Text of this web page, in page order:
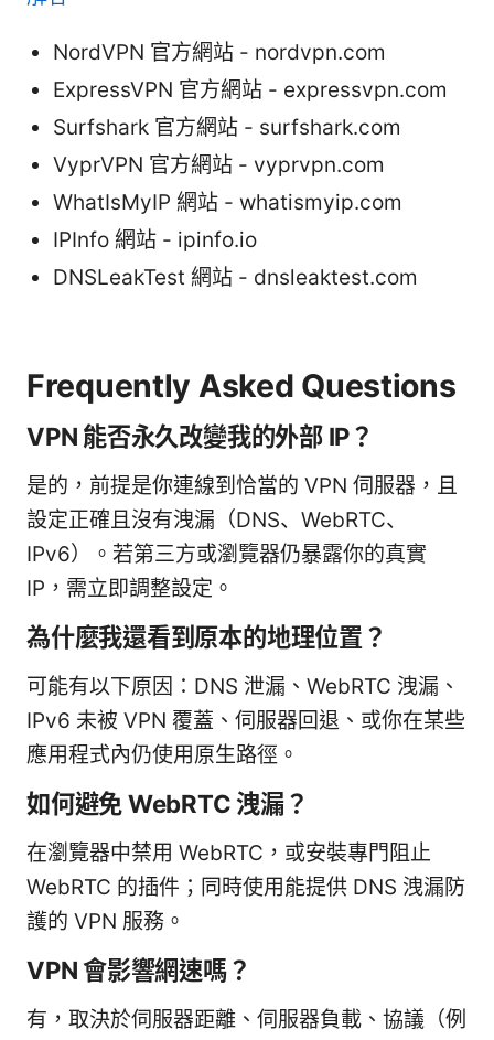
NordVPN 官方網站 - nordvpn.com
ExpressVPN 官方網站 - expressvpn.com
Surfshark 官方網站 - surfshark.com
VyprVPN 官方網站 - vyprvpn.com
WhatIsMyIP 網站 - whatismyip.com
IPInfo 網站 - ipinfo.io
DNSLeakTest 網站 - dnsleaktest.com
Frequently Asked Questions
VPN 能否永久改變我的外部 IP？
是的，前提是你連線到恰當的 VPN 伺服器，且
設定正確且沒有洩漏（DNS、WebRTC、
IPv6）。若第三方或瀏覽器仍暴露你的真實
IP，需立即調整設定。
為什麼我還看到原本的地理位置？
可能有以下原因：DNS 泄漏、WebRTC 洩漏、
IPv6 未被 VPN 覆蓋、伺服器回退、或你在某些
應用程式內仍使用原生路徑。
如何避免 WebRTC 洩漏？
在瀏覽器中禁用 WebRTC，或安裝專門阻止
WebRTC 的插件；同時使用能提供 DNS 洩漏防
護的 VPN 服務。
VPN 會影響網速嗎？
有，取決於伺服器距離、伺服器負載、協議（例